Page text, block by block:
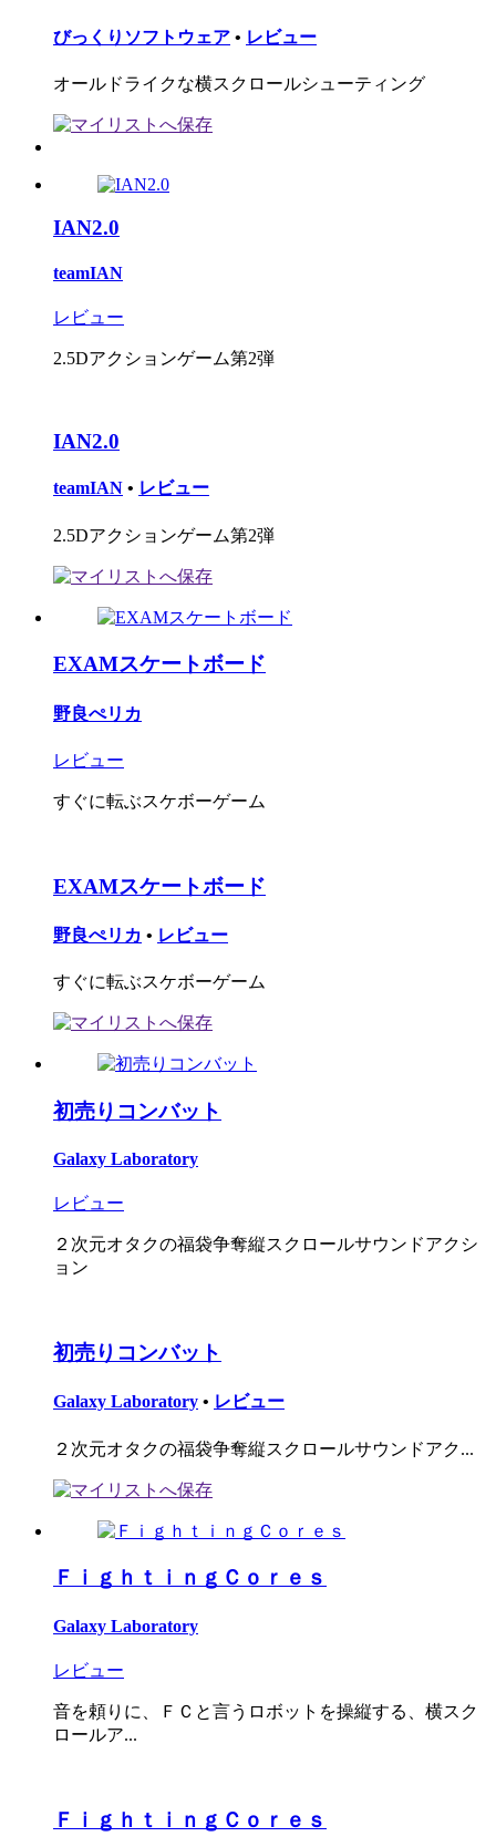
びっくりソフトウェア • レビュー
オールドライクな横スクロールシューティング
IAN2.0
teamIAN
レビュー
2.5Dアクションゲーム第2弾
IAN2.0
teamIAN • レビュー
2.5Dアクションゲーム第2弾
EXAMスケートボード
野良ぺリカ
レビュー
すぐに転ぶスケボーゲーム
EXAMスケートボード
野良ぺリカ • レビュー
すぐに転ぶスケボーゲーム
初売りコンバット
Galaxy Laboratory
レビュー
２次元オタクの福袋争奪縦スクロールサウンドアクシ
ョン
初売りコンバット
Galaxy Laboratory • レビュー
２次元オタクの福袋争奪縦スクロールサウンドアク...
ＦｉｇｈｔｉｎｇＣｏｒｅｓ
Galaxy Laboratory
レビュー
音を頼りに、ＦＣと言うロボットを操縦する、横スク
ロールア...
ＦｉｇｈｔｉｎｇＣｏｒｅｓ